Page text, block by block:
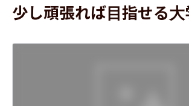
少し頑張れば目指せる